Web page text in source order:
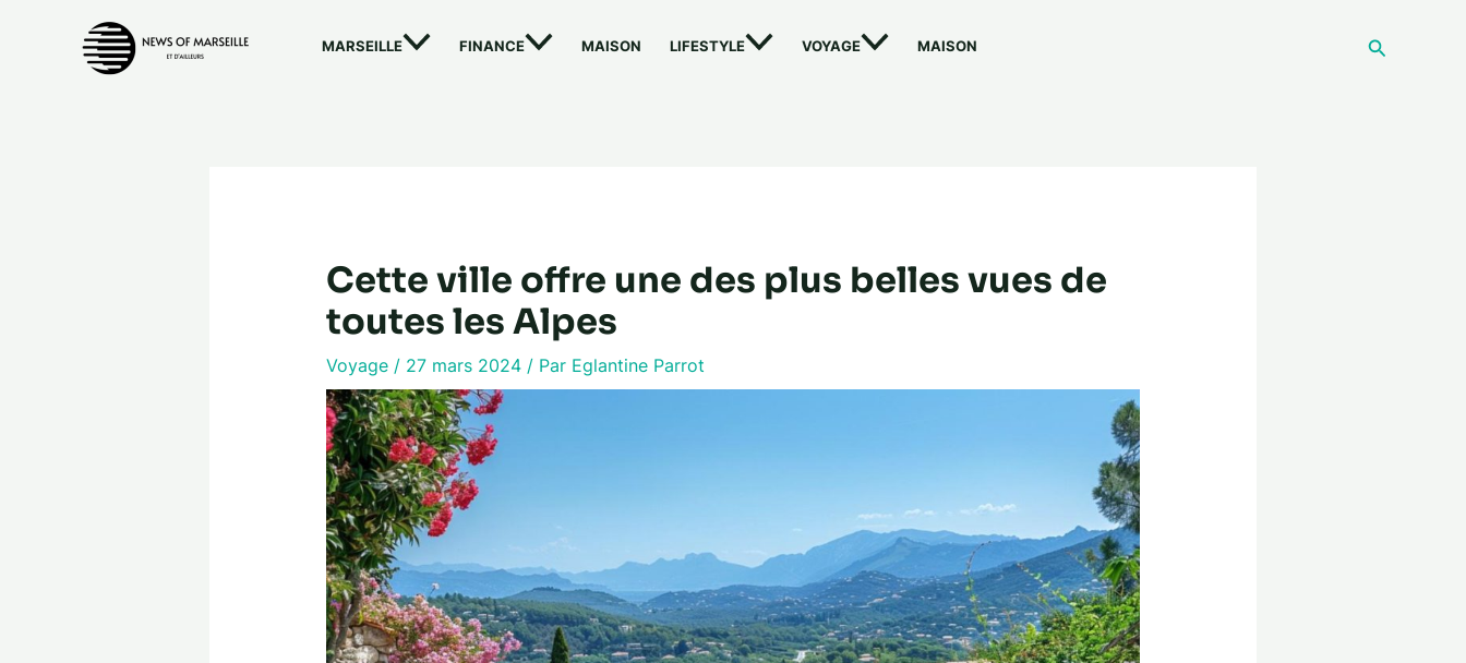
MARSEILLE FINANCE MAISON LIFESTYLE VOYAGE MAISON
Cette ville offre une des plus belles vues de
toutes les Alpes
Voyage/ 27 mars 2024 / Par Eglantine Parrot